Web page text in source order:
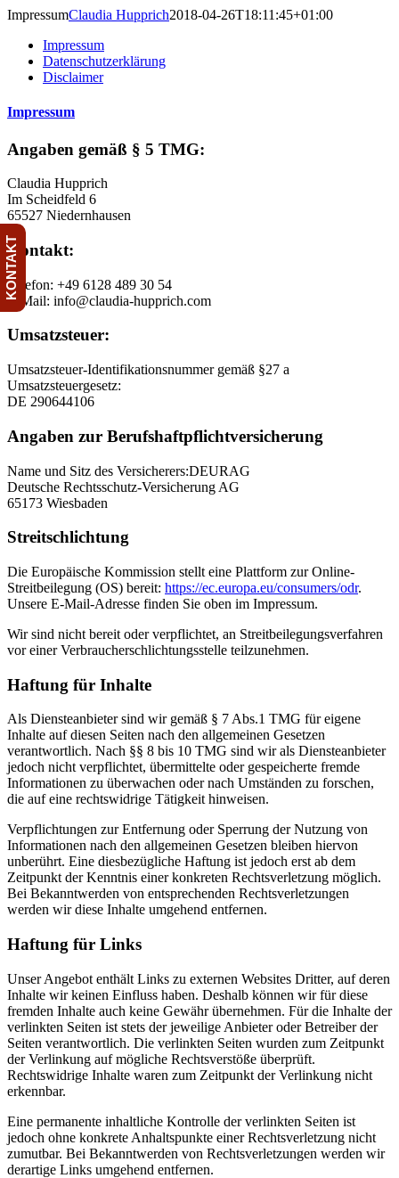
Skip
content
ImpressumClaudia Hupprich2018-04-26T18:11:45+01:00
Impressum
Datenschutzerklärung
Disclaimer
Impressum
Angaben gemäß § 5 TMG:
Claudia Hupprich
Im Scheidfeld 6
65527 Niedernhausen
Kontakt:
Telefon: +49 6128 489 30 54
E-Mail: info@claudia-hupprich.com
Umsatzsteuer:
Umsatzsteuer-Identifikationsnummer gemäß §27 a
Umsatzsteuergesetz:
DE 290644106
Angaben zur Berufshaftpflichtversicherung
Name und Sitz des Versicherers:DEURAG
Deutsche Rechtsschutz-Versicherung AG
65173 Wiesbaden
Streitschlichtung
Die Europäische Kommission stellt eine Plattform zur Online-
Streitbeilegung (OS) bereit: https://ec.europa.eu/consumers/odr.
Unsere E-Mail-Adresse finden Sie oben im Impressum.
Wir sind nicht bereit oder verpflichtet, an Streitbeilegungsverfahren
vor einer Verbraucherschlichtungsstelle teilzunehmen.
Haftung für Inhalte
Als Diensteanbieter sind wir gemäß § 7 Abs.1 TMG für eigene
Inhalte auf diesen Seiten nach den allgemeinen Gesetzen
verantwortlich. Nach §§ 8 bis 10 TMG sind wir als Diensteanbieter
jedoch nicht verpflichtet, übermittelte oder gespeicherte fremde
Informationen zu überwachen oder nach Umständen zu forschen,
die auf eine rechtswidrige Tätigkeit hinweisen.
Verpflichtungen zur Entfernung oder Sperrung der Nutzung von
Informationen nach den allgemeinen Gesetzen bleiben hiervon
unberührt. Eine diesbezügliche Haftung ist jedoch erst ab dem
Zeitpunkt der Kenntnis einer konkreten Rechtsverletzung möglich.
Bei Bekanntwerden von entsprechenden Rechtsverletzungen
werden wir diese Inhalte umgehend entfernen.
Haftung für Links
Unser Angebot enthält Links zu externen Websites Dritter, auf deren
Inhalte wir keinen Einfluss haben. Deshalb können wir für diese
fremden Inhalte auch keine Gewähr übernehmen. Für die Inhalte der
verlinkten Seiten ist stets der jeweilige Anbieter oder Betreiber der
Seiten verantwortlich. Die verlinkten Seiten wurden zum Zeitpunkt
der Verlinkung auf mögliche Rechtsverstöße überprüft.
Rechtswidrige Inhalte waren zum Zeitpunkt der Verlinkung nicht
erkennbar.
Eine permanente inhaltliche Kontrolle der verlinkten Seiten ist
jedoch ohne konkrete Anhaltspunkte einer Rechtsverletzung nicht
zumutbar. Bei Bekanntwerden von Rechtsverletzungen werden wir
derartige Links umgehend entfernen.
KONTAKT